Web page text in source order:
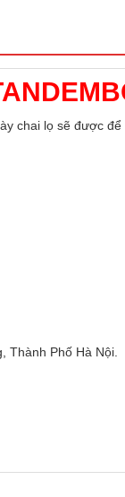
chai lọ sẽ được
Thành Phố Hà Nội.